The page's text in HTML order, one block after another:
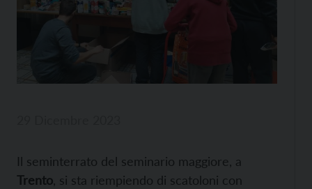
Il seminterrato del seminario maggiore, a
Trento , si sta riempiendo di scatoloni con